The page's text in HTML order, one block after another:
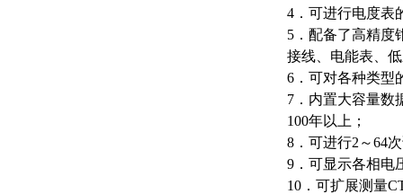
4．可进行电度表
5．配备了高精度
接线、电能表、
6．可对各种类型
7．内置大容量数
100年以上；
8．可进行2～64
9．可显示各相电
10．可扩展测量